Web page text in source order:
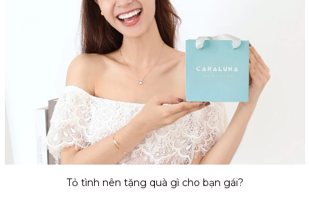
Tỏ tình nên tặng quà gì cho bạn gái?